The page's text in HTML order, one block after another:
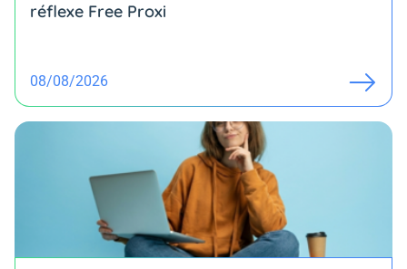
réflexe Free Proxi
08/08/2026